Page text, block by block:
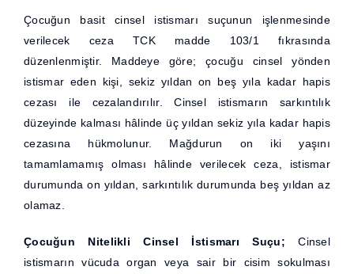
Çocuğun basit cinsel istismarı suçunun işlenmesinde
verilecek ceza TCK madde 103/1 fıkrasında
düzenlenmiştir. Maddeye göre; çocuğu cinsel yönden
istismar eden kişi, sekiz yıldan on beş yıla kadar hapis
cezası ile cezalandırılır. Cinsel istismarın sarkıntılık
düzeyinde kalması hâlinde üç yıldan sekiz yıla kadar hapis
cezasına hükmolunur. Mağdurun on iki yaşını
tamamlamamış olması hâlinde verilecek ceza, istismar
durumunda on yıldan, sarkıntılık durumunda beş yıldan az
olamaz.
Çocuğun Nitelikli Cinsel İstismarı Suçu;Cinsel
istismarın vücuda organ veya sair bir cisim sokulması